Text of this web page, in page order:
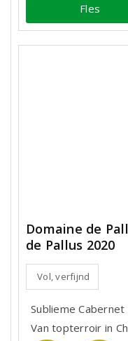
Fles
Domaine de
de Pallus 2020
Vol, verfijnd
Sublieme Cabernet
Van topterroir in